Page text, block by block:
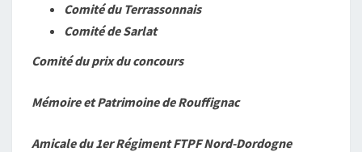
Comité du Terrassonnais
Comité de Sarlat
Comité du prix du concours
Mémoire et Patrimoine de Rouffignac
Amicale du 1er Régiment FTPF Nord-Dordogne